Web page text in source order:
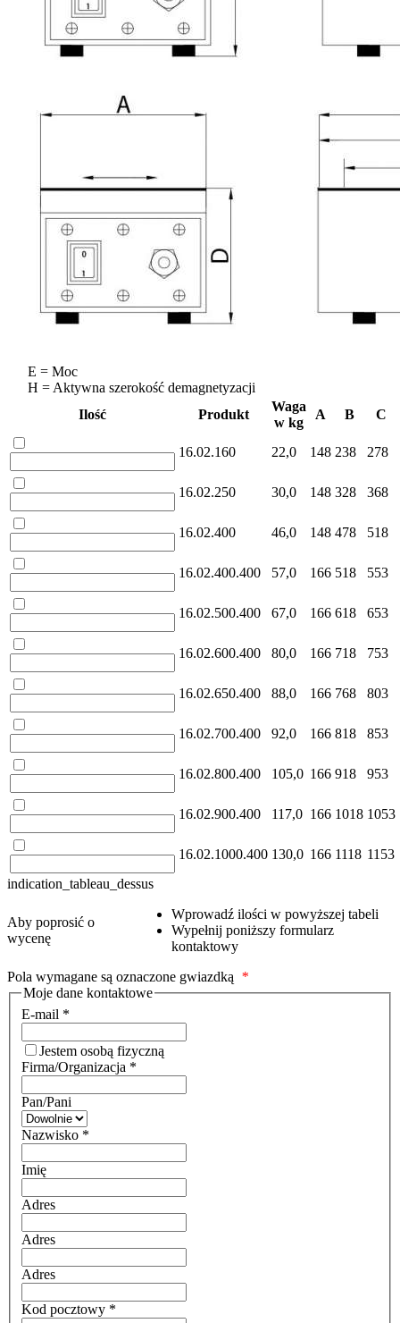
E = Moc
H = Aktywna szerokość demagnetyzacji
Ilość
Produkt
Waga
w kg
A B C
16.02.160 22,0 148 238 278
16.02.250 30,0 148 328 368
16.02.400 46,0 148 478 518
16.02.400.400 57,0 166 518 553
16.02.500.400 67,0 166 618 653
16.02.600.400 80,0 166 718 753
16.02.650.400 88,0 166 768 803
16.02.700.400 92,0 166 818 853
16.02.800.400 105,0 166 918 953
16.02.900.400 117,0 166 1018 1053
16.02.1000.400 130,0 166 1118 1153
indication_tableau_dessus
Aby poprosić o
wycenę
Wprowadź ilości w powyższej tabeli
Wypełnij poniższy formularz
kontaktowy
Pola wymagane są oznaczone gwiazdką *
Moje dane kontaktowe
E-mail *
Jestem osobą fizyczną
Firma/Organizacja *
Pan/Pani
Nazwisko *
Imię
Adres
Adres
Adres
Kod pocztowy *